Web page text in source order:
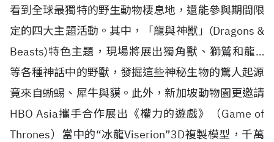
看到全球最獨特的野生動物棲息地，還能參與期間限
定的四大主題活動。其中，「龍與神獸」(Dragons &
Beasts)特色主題，現場將展出獨角獸、獅鷲和龍…
等各種神話中的野獸，發掘這些神秘生物的驚人起源
竟來自蜥蜴、犀牛與貘。此外，新加坡動物園更邀請
HBO Asia攜手合作展出《權力的遊戲》（Game of
Thrones）當中的“冰龍Viserion”3D複製模型，千萬